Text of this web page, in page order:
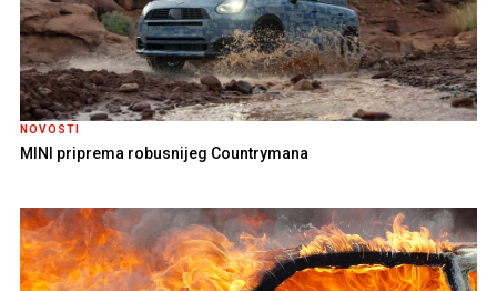
NOVOSTI
MINI priprema robusnijeg Countrymana